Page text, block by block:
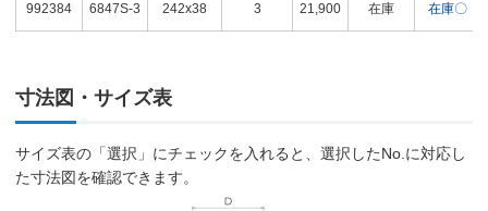
992384 6847S-3 242x38 3 21,900 在庫 在庫〇
寸法図・サイズ表
サイズ表の「選択」にチェックを入れると、選択したNo.に対応し
た寸法図を確認できます。